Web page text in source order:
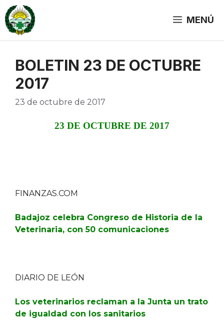
Saltar
al
contenido
MENÚ
BOLETIN 23 DE OCTUBRE
2017
23 de octubre de 2017
23 DE OCTUBRE DE 2017
FINANZAS.COM
Badajoz celebra Congreso de Historia de la
Veterinaria, con 50 comunicaciones
DIARIO DE LEÓN
Los veterinarios reclaman a la Junta un trato
de igualdad con los sanitarios